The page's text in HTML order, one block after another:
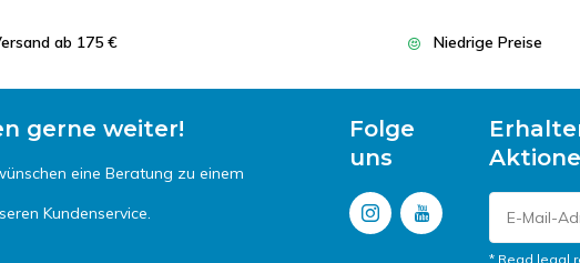
ab 175 € Niedrige Preise
gerne weiter!
eine Beratung zu einem
Kundenservice.
Folge
uns
* Read legal